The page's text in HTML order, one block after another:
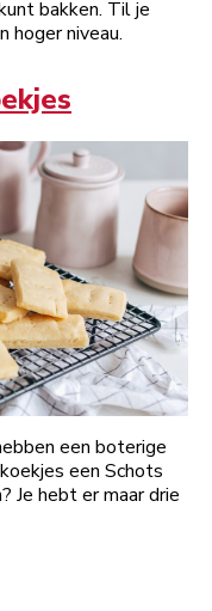
bakken. Til je
hoger niveau.
een boterige
een Schots
Je hebt er maar drie